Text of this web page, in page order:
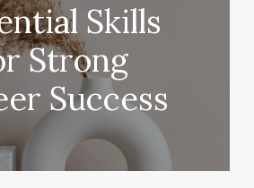
Skills
Strong
Success